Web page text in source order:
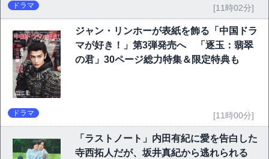
ドラマ [11時02分]
ジャン・リンホーが表紙を飾る「中国ドラ
マが好き！」第3弾発売へ 「逐玉：翡翠
の君」30ページ総力特集＆限定特典も
ドラマ [11時00分]
「ラストノート」内田有紀に愛を告白した
寺西拓人だが、坂井真紀から逃れられる